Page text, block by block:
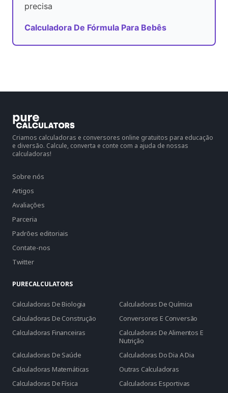
precisa
Calculadora De Fórmula Para Bebês
Criamos calculadoras e conversores online gratuitos para educação
e diversão. Calcule, converta e conte com a ajuda de nossas
calculadoras!
Sobre nós
Artigos
Avaliações
Parceria
Padrões editoriais
Contate-nos
Twitter
PURECALCULATORS
Calculadoras De Biologia
Calculadoras De Química
Calculadoras De Construção
Conversores E Conversão
Calculadoras Financeiras
Calculadoras De Alimentos E
Nutrição
Calculadoras De Saúde
Calculadoras Do Dia A Dia
Calculadoras Matemáticas
Outras Calculadoras
Calculadoras De Física
Calculadoras Esportivas